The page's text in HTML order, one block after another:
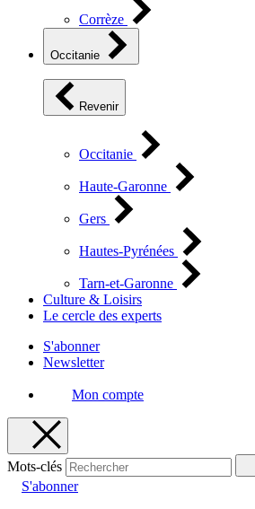
Corrèze
Occitanie
Revenir
Occitanie
Haute-Garonne
Gers
Hautes-Pyrénées
Tarn-et-Garonne
Culture & Loisirs
Le cercle des experts
S'abonner
Newsletter
Mon compte
Mots-clés
S'abonner